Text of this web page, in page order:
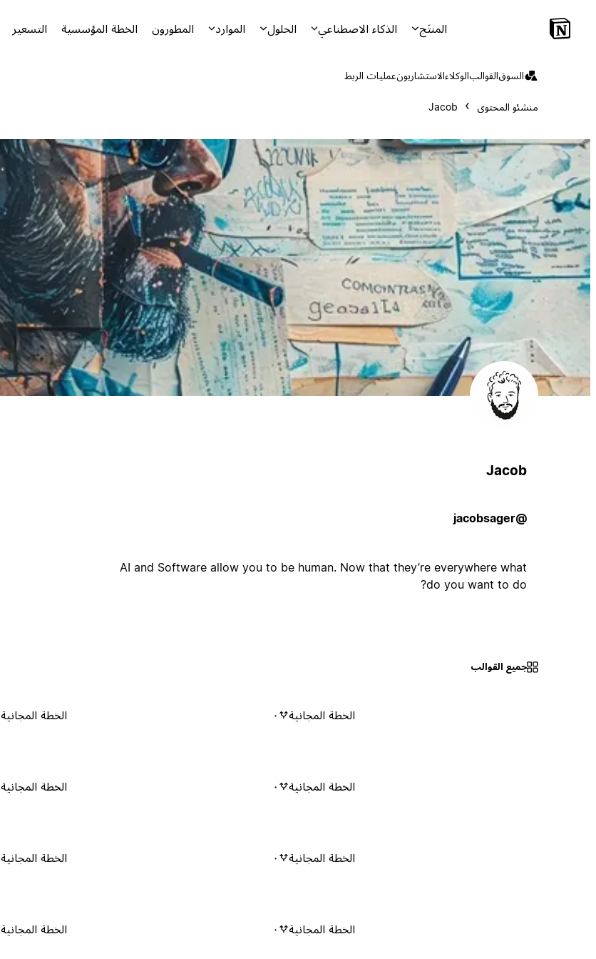
المنتَج الذكاء الاصطناعي الحلول الموارد المطورون الخطة المؤسسية التسعير
السوقالقوالبالوكلاءالاستشاريونعمليات الربط
منشئو المحتوى Jacob
Jacob
@jacobsager
AI and Software allow you to be human. Now that they’re everywhere what
do you want to do?
جميع القوالب
الخطة المجانية ٠ الخطة المجانية
الخطة المجانية ٠ الخطة المجانية
الخطة المجانية ٠ الخطة المجانية
الخطة المجانية ٠ الخطة المجانية